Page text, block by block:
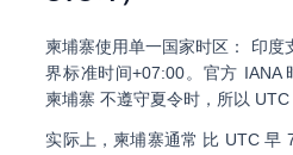
柬埔寨使用单一国家时区： 印度
界标准时间+07:00。官方 IANA
柬埔寨不遵守夏令时 ，所以
实际上，柬埔寨通常 比 UTC 早